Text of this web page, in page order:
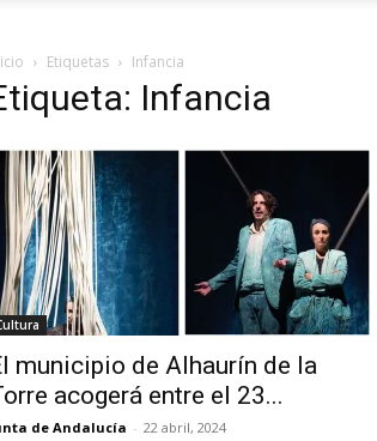
Etiquetas Infancia
Infancia
municipio de Alhaurín de la
acogerá entre el 23...
de Andalucía - 22 abril, 2024